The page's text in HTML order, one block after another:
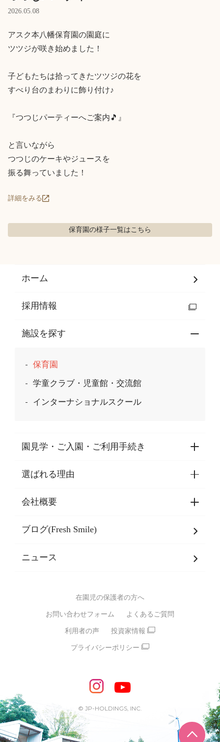
2026.05.08
アスク本八幡保育園の園庭に
ツツジが咲き始めました！
子どもたちは拾ってきたツツジの花を
すべり台のまわりに飾り付け♪
『つつじパーティーへご案内🎵』
と言いながら
つつじのケーキやジュースを
振る舞っていました！
詳細をみる
保育園の様子一覧はこちら
ページ
ホーム
採用情報
施設を探す
保育園
学童クラブ・児童館・交流館
インターナショナルスクール
園見学・ご入園・ご利用手続き
園見学・ご入園・ご利用手続き
東京都認証保育所空き状況
選ばれる理由
選ばれる理由一覧
乳児期・幼児期・
バイリンガル保育園
スポーツ保育園
モンテッソーリ式保育園
STEAMS保育・学童
えいご
めざせ！バイリンガル！
めざせ！アスリート教室
ピアノ教室♪ ドレミっこ
めざせ!HIPHOPダンサー!
会社概要
会社概要
SDGsについて
ブログ(Fresh Smile)
ニュース
在園児の保護者の方へ
お問い合わせフォーム よくあるご質問
利用者の声 投資家情報
プライバシーポリシー
© JP-HOLDINGS, INC.